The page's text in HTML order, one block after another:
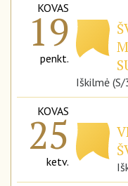
KOVAS
19
penkt.
Iškilmė (S/
KOVAS
25
ketv.